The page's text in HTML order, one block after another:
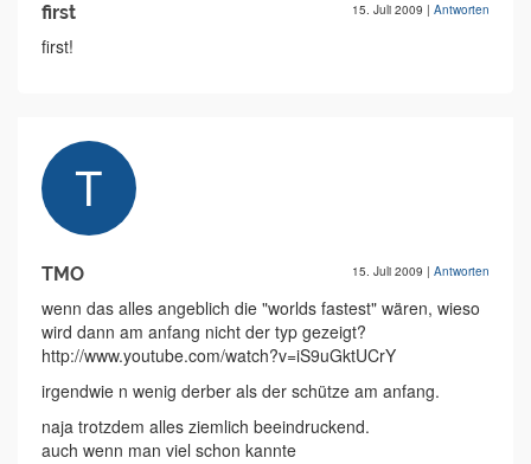
first 15. Juli 2009 | Antworten
first!
TMO 15. Juli 2009 | Antworten
wenn das alles angeblich die "worlds fastest" wären, wieso
wird dann am anfang nicht der typ gezeigt?
http://www.youtube.com/watch?v=iS9uGktUCrY
irgendwie n wenig derber als der schütze am anfang.
naja trotzdem alles ziemlich beeindruckend.
auch wenn man viel schon kannte